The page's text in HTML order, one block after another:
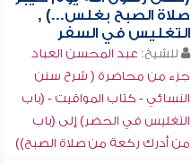
صلاة الصبح بغلس...) ,
التغليس في السفر
للشيخ: عبد المحسن العباد
جزء من محاضرة ( شرح سنن
النسائي - كتاب المواقيت - (باب
التغليس في الحضر) إلى (باب
من أدرك ركعة من صلاة الصبح))